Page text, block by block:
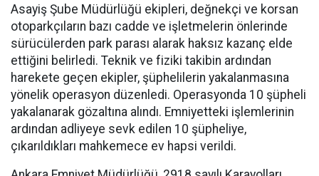
Asayiş Şube Müdürlüğü ekipleri, değnekçi ve korsan
otoparkçıların bazı cadde ve işletmelerin önlerinde
sürücülerden park parası alarak haksız kazanç elde
ettiğini belirledi. Teknik ve fiziki takibin ardından
harekete geçen ekipler, şüphelilerin yakalanmasına
yönelik operasyon düzenledi. Operasyonda 10 şüpheli
yakalanarak gözaltına alındı. Emniyetteki işlemlerinin
ardından adliyeye sevk edilen 10 şüpheliye,
çıkarıldıkları mahkemece ev hapsi verildi.